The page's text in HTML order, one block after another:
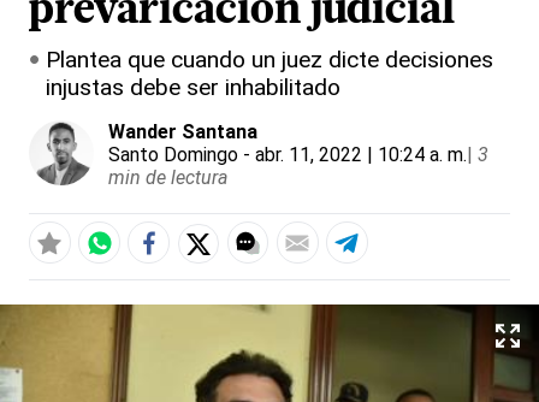
prevaricación judicial
Plantea que cuando un juez dicte decisiones
injustas debe ser inhabilitado
Wander Santana
Santo Domingo - abr. 11, 2022 | 10:24 a. m.| 3
min de lectura